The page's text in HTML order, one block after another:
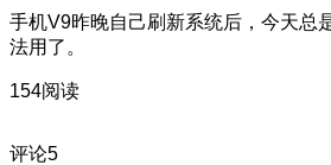
手机V9昨晚自己刷新系统后，今天总
法用了。
154阅读
评论5